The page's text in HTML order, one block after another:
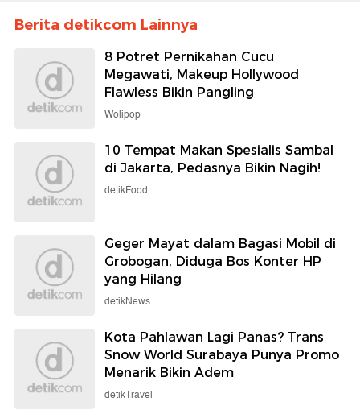
Berita detikcom Lainnya
8 Potret Pernikahan Cucu
Megawati, Makeup Hollywood
Flawless Bikin Pangling
Wolipop
10 Tempat Makan Spesialis Sambal
di Jakarta, Pedasnya Bikin Nagih!
detikFood
Geger Mayat dalam Bagasi Mobil di
Grobogan, Diduga Bos Konter HP
yang Hilang
detikNews
Kota Pahlawan Lagi Panas? Trans
Snow World Surabaya Punya Promo
Menarik Bikin Adem
detikTravel